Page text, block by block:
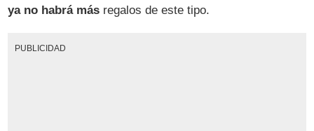
ya no habrá más regalos de este tipo.
PUBLICIDAD